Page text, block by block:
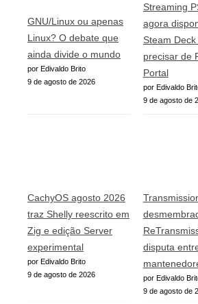
GNU/Linux ou apenas
Linux? O debate que
ainda divide o mundo
por Edivaldo Brito
9 de agosto de 2026
Streaming
agora
Steam Deck
precisar de
Portal
por Edivaldo
9 de agosto de
CachyOS agosto 2026
traz Shelly reescrito em
Zig e edição Server
experimental
por Edivaldo Brito
9 de agosto de 2026
disputa
por Edivaldo
9 de agosto de